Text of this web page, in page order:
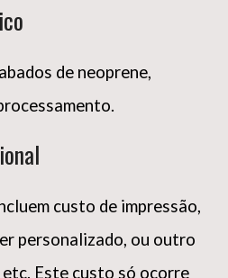
de neoprene,
custo de impressão,
personalizado, ou outro
Este custo só ocorre